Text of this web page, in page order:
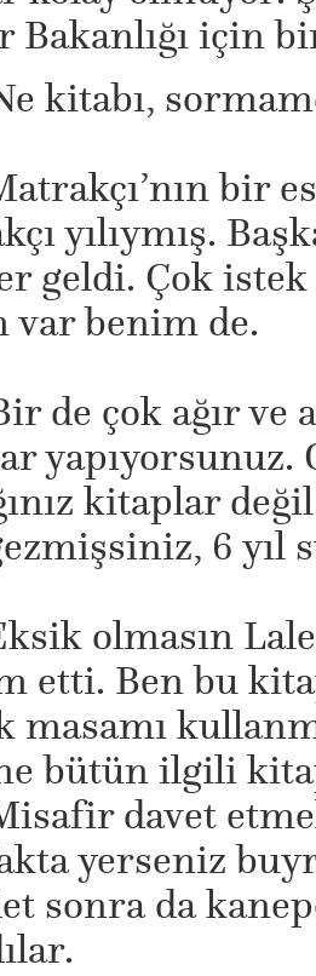
Bakanlığı için
kitabı,
bir
yılıymış.
geldi. Çok
var benim de.
de çok ağır ve
yapıyorsunuz.
kitaplar
6 yıl
olmasın
etti. Ben bu
masamı
bütün ilgili
davet
yerseniz
sonra da